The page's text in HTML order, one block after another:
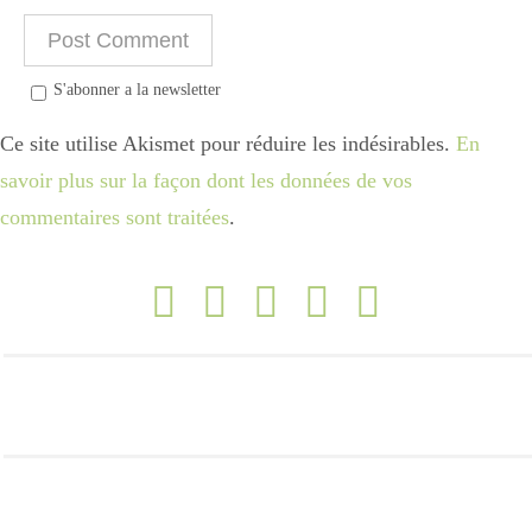
S'abonner a la newsletter
Ce site utilise Akismet pour réduire les indésirables. En
savoir plus sur la façon dont les données de vos
commentaires sont traitées.